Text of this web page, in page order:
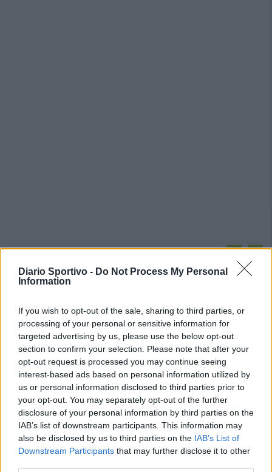
Diario Sportivo - Do Not Process My Personal
Information
If you wish to opt-out of the sale, sharing to third parties, or
processing of your personal or sensitive information for
targeted advertising by us, please use the below opt-out
section to confirm your selection. Please note that after your
opt-out request is processed you may continue seeing
interest-based ads based on personal information utilized by
us or personal information disclosed to third parties prior to
your opt-out. You may separately opt-out of the further
disclosure of your personal information by third parties on the
IAB’s list of downstream participants. This information may
also be disclosed by us to third parties on the IAB’s List of
Downstream Participants that may further disclose it to other
5 Ago 2026
Le 5 sarde ancora nel girone G con 8 squadre
laziali, 4 campane e la novità dei molisani del
Venafro
6 Ago 2026
Anche il Fasano out e le ammissioni salgono
a sei, l'Ilva è la prima società tra le non
ripescate
5 Ago 2026
Il Selargius rinforza il centrocampo con